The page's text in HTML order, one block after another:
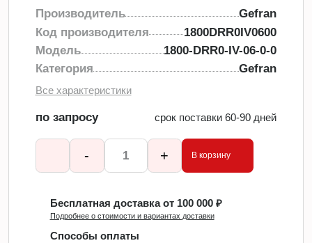
Производитель
Gefran
Код производителя
1800DRR0IV0600
Модель
1800-DRR0-IV-06-0-0
Категория
Gefran
Все характеристики
по запросу срок поставки 60-90 дней
- + В корзину
Бесплатная доставка от 100 000 ₽
Подробнее о стоимости и вариантах доставки
Способы оплаты